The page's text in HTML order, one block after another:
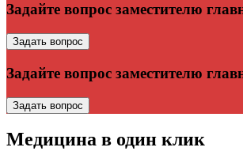
Задайте вопрос заместителю
Задать вопрос
Задайте вопрос заместителю
Задать вопрос
Медицина в один клик